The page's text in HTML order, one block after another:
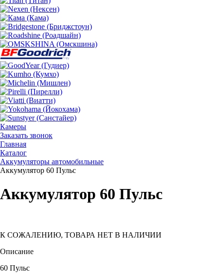
Камеры
Заказать звонок
Главная
Каталог
Аккумуляторы автомобильные
Аккумулятор 60 Пульс
Аккумулятор 60 Пульс
К СОЖАЛЕНИЮ, ТОВАРА НЕТ В НАЛИЧИИ
Описание
60 Пульс